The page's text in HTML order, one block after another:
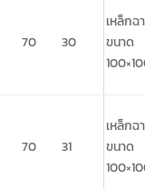
70 30
เหล็กฉ
ขนาด
70 31
เหล็กฉ
ขนาด